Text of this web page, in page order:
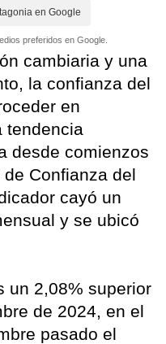
en Google
preferidos en Google.
cambiaria y una
la confianza del
en
tendencia
desde comienzos
Confianza del
cayó un
y se ubicó
un 2,08% superior
de 2024, en el
pasado el